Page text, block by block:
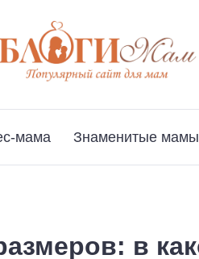
мама Знаменитые мамы
в